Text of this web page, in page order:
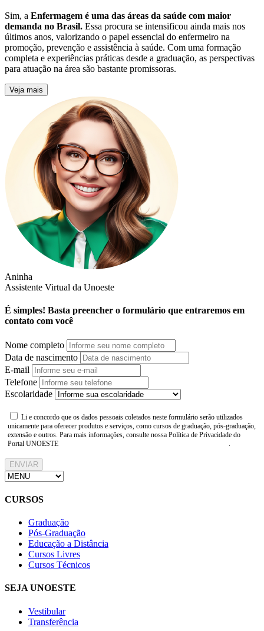
Sim, a Enfermagem é uma das áreas da saúde com maior
demanda no Brasil. Essa procura se intensificou ainda mais nos
últimos anos, valorizando o papel essencial do enfermeiro na
promoção, prevenção e assistência à saúde. Com uma formação
completa e experiências práticas desde a graduação, as perspectivas
para atuação na área são bastante promissoras.
Veja mais
Aninha
Assistente Virtual da Unoeste
É simples! Basta preencher o formulário que entraremos em
contato com você
Nome completo
Data de nascimento
E-mail
Telefone
Escolaridade
Li e concordo que os dados pessoais coletados neste formulário serão utilizados
unicamente para oferecer produtos e serviços, como cursos de graduação, pós-graduação,
extensão e outros. Para mais informações, consulte nossa Política de Privacidade do
Portal UNOESTE
ENVIAR
CURSOS
Graduação
Pós-Graduação
Educação a Distância
Cursos Livres
Cursos Técnicos
SEJA UNOESTE
Vestibular
Transferência